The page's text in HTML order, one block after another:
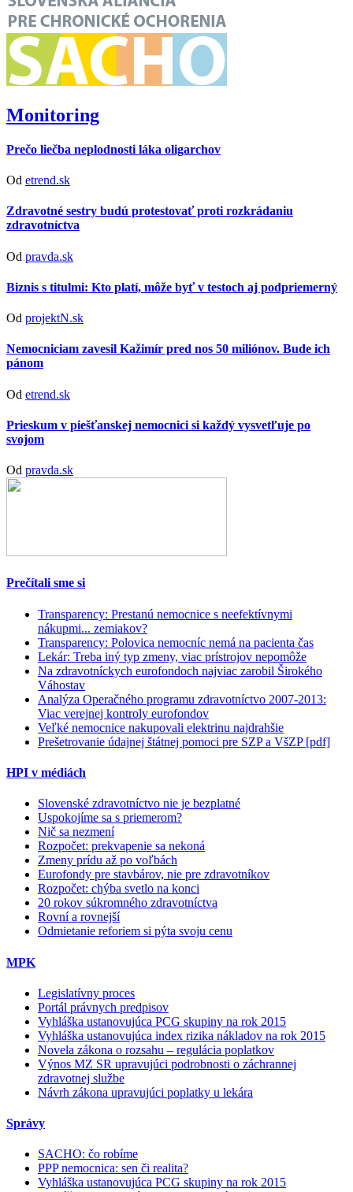
Monitoring
Prečo liečba neplodnosti láka oligarchov
Od etrend.sk
Zdravotné sestry budú protestovať proti rozkrádaniu
zdravotníctva
Od pravda.sk
Biznis s titulmi: Kto platí, môže byť v testoch aj podpriemerný
Od projektN.sk
Nemocniciam zavesil Kažimír pred nos 50 miliónov. Bude ich
pánom
Od etrend.sk
Prieskum v piešťanskej nemocnici si každý vysvetľuje po
svojom
Od pravda.sk
Prečítali sme si
Transparency: Prestanú nemocnice s neefektívnymi
nákupmi... zemiakov?
Transparency: Polovica nemocníc nemá na pacienta čas
Lekár: Treba iný typ zmeny, viac prístrojov nepomôže
Na zdravotníckych eurofondoch najviac zarobil Širokého
Váhostav
Analýza Operačného programu zdravotníctvo 2007-2013:
Viac verejnej kontroly eurofondov
Veľké nemocnice nakupovali elektrinu najdrahšie
Prešetrovanie údajnej štátnej pomoci pre SZP a VšZP [pdf]
HPI v médiách
Slovenské zdravotníctvo nie je bezplatné
Uspokojíme sa s priemerom?
Nič sa nezmení
Rozpočet: prekvapenie sa nekoná
Zmeny prídu až po voľbách
Eurofondy pre stavbárov, nie pre zdravotníkov
Rozpočet: chýba svetlo na konci
20 rokov súkromného zdravotníctva
Rovní a rovnejší
Odmietanie reforiem si pýta svoju cenu
MPK
Legislatívny proces
Portál právnych predpisov
Vyhláška ustanovujúca PCG skupiny na rok 2015
Vyhláška ustanovujúca index rizika nákladov na rok 2015
Novela zákona o rozsahu – regulácia poplatkov
Výnos MZ SR upravujúci podrobnosti o záchrannej
zdravotnej službe
Návrh zákona upravujúci poplatky u lekára
Správy
SACHO: čo robíme
PPP nemocnica: sen či realita?
Vyhláška ustanovujúca PCG skupiny na rok 2015